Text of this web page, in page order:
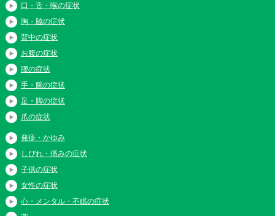
口・舌・喉の症状
胸・脇の症状
背中の症状
お腹の症状
腰の症状
手・腕の症状
足・脚の症状
爪の症状
発疹・かゆみ
しびれ・痛みの症状
子供の症状
女性の症状
心・メンタル・不眠の症状